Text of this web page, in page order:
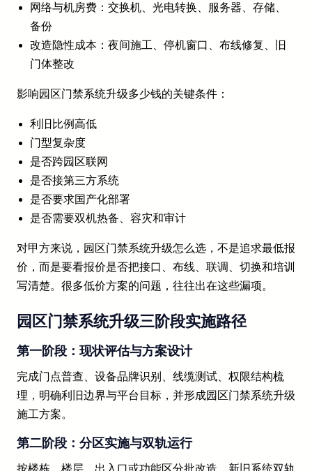
网络与机房费：交换机、光电转换、服务器、存储、
备份
改造隐性成本：夜间施工、停机窗口、布线修复、旧
门体整改
影响园区门禁系统升级多少钱的关键条件：
利旧比例高低
门型复杂度
是否跨园区联网
是否接第三方系统
是否要求国产化部署
是否需要双机热备、容灾和审计
对甲方来说，园区门禁系统升级怎么选，不是追求最低报
价，而是要看报价是否把接口、布线、联调、切换和培训
写清楚。很多低价方案的问题，往往出在这些漏项。
园区门禁系统升级三阶段实施路径
第一阶段：现状评估与方案设计
完成门点普查、设备品牌识别、线缆测试、权限结构梳
理，明确利旧边界与平台目标，并形成园区门禁系统升级
施工方案。
第二阶段：分区实施与双轨运行
按楼栋、楼层、出入口或功能区分批改造，新旧系统双轨